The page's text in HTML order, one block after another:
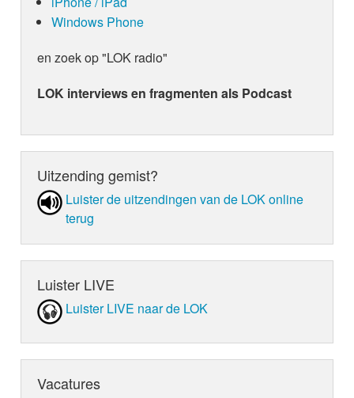
Windows Phone
en zoek op "LOK radio"
LOK interviews en fragmenten als Podcast
Uitzending gemist?
Luister de uit­zen­din­gen van de LOK online
terug
Luister LIVE
Luister LIVE naar de LOK
Vacatures